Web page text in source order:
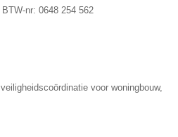
, BTW-nr: 0648 254 562
voor woningbouw,